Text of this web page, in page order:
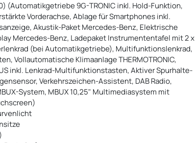
(Automatikgetriebe 9G-TRONIC inkl. Hold-Funktion,
Vorderachse, Ablage für Smartphones inkl.
Akustik-Paket Mercedes-Benz, Elektrische
Mercedes-Benz, Ladepaket Instrumententafel mit 2 x
(bei Automatikgetriebe), Multifunktionslenkrad,
Vollautomatische Klimaanlage THERMOTRONIC,
inkl. Lenkrad-Multifunktionstasten, Aktiver Spurhalte-
Verkehrszeichen-Assistent, DAB Radio,
System, MBUX 10,25" Multimediasystem mit